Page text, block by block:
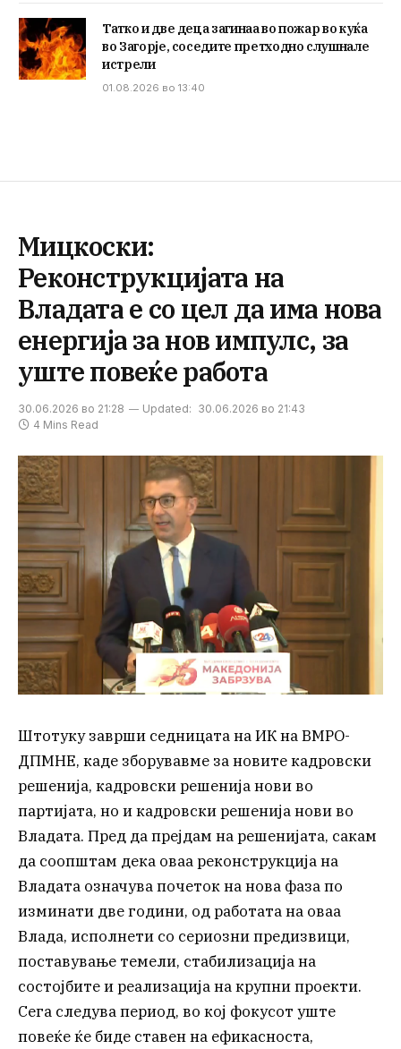
Татко и две деца загинаа во пожар во куќа
во Загорје, соседите претходно слушнале
истрели
01.08.2026 во 13:40
Мицкоски:
Реконструкцијата на
Владата е со цел да има нова
енергија за нов импулс, за
уште повеќе работа
30.06.2026 во 21:28 Updated: 30.06.2026 во 21:43
4 Mins Read
Штотуку заврши седницата на ИК на ВМРО-
ДПМНЕ, каде зборувавме за новите кадровски
решенија, кадровски решенија нови во
партијата, но и кадровски решенија нови во
Владата. Пред да прејдам на решенијата, сакам
да соопштам дека оваа реконструкција на
Владата означува почеток на нова фаза по
изминати две години, од работата на оваа
Влада, исполнети со сериозни предизвици,
поставување темели, стабилизација на
состојбите и реализација на крупни проекти.
Сега следува период, во кој фокусот уште
повеќе ќе биде ставен на ефикасноста,